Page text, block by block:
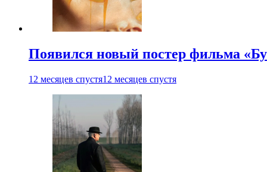
Появился новый постер фильма
12 месяцев спустя12 месяцев спустя